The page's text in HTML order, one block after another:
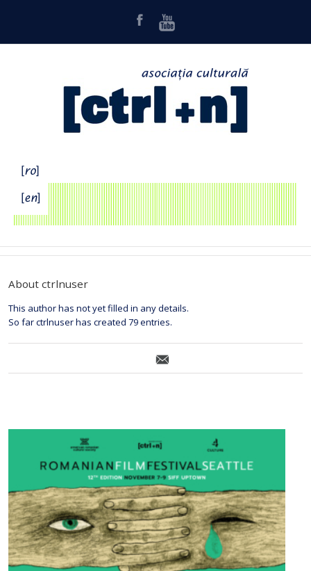
About ctrlnuser
This author has not yet filled in any details.
So far ctrlnuser has created 79 entries.